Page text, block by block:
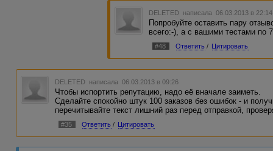
DELETED написала 06.03.2013 в
Попробуйте оставить пару
всего:-), а с вашими тестами по
#48 Ответить / Цитировать
DELETED написала 06.03.2013 в 09:26
Чтобы испортить репутацию, надо её вначале заиметь.
Сделайте спокойно штук 100 заказов без ошибок - и
перечитывайте текст лишний раз перед отправкой,
#35 Ответить / Цитировать